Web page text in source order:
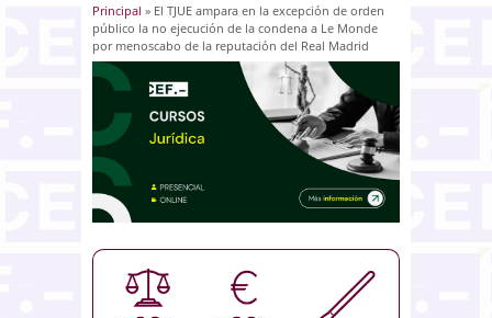
Usted está aquí
Principal » El TJUE ampara en la excepción de orden
público la no ejecución de la condena a Le Monde
por menoscabo de la reputación del Real Madrid